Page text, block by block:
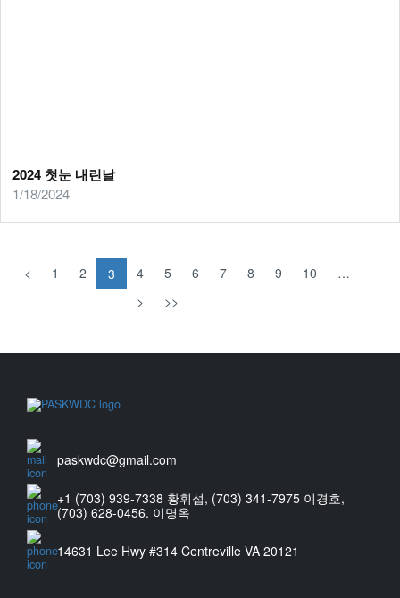
2024 첫눈 내린날
1/18/2024
< 1 2 3 4 5 6 7 8 9 10
…
>
>>
paskwdc@gmail.com
+1 (703) 939-7338 황휘섭, (703) 341-7975 이경호,
(703) 628-0456. 이명옥
14631 Lee Hwy #314 Centreville VA 20121